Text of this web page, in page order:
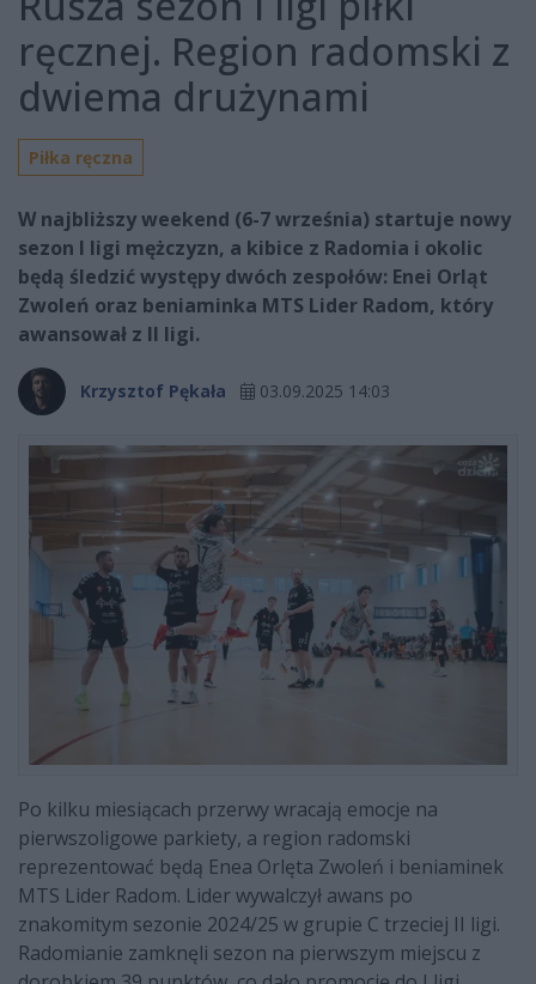
ręcznej. Region radomski z
dwiema drużynami
Piłka ręczna
W najbliższy weekend (6-7 września) startuje nowy
sezon I ligi mężczyzn, a kibice z Radomia i okolic
będą śledzić występy dwóch zespołów: Enei Orląt
Zwoleń oraz beniaminka MTS Lider Radom, który
awansował z II ligi.
Krzysztof Pękała 03.09.2025 14:03
Po kilku miesiącach przerwy wracają emocje na
pierwszoligowe parkiety, a region radomski
reprezentować będą Enea Orlęta Zwoleń i beniaminek
MTS Lider Radom. Lider wywalczył awans po
znakomitym sezonie 2024/25 w grupie C trzeciej II ligi.
Radomianie zamknęli sezon na pierwszym miejscu z